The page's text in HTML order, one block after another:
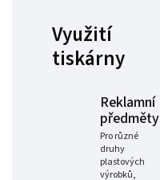
Využití
tiskárny
Reklamní
předměty
Pro různé
druhy
plastových
výrobků,